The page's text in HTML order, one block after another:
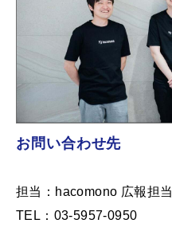
お問い合わせ先
担当：hacomono 広報担当
TEL：03-5957-0950